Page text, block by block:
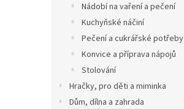
Nádobí na vaření a pečení
Kuchyňské náčiní
Pečení a cukrářské potřeby
Konvice a příprava nápojů
Stolování
Hračky, pro děti a miminka
Dům, dílna a zahrada